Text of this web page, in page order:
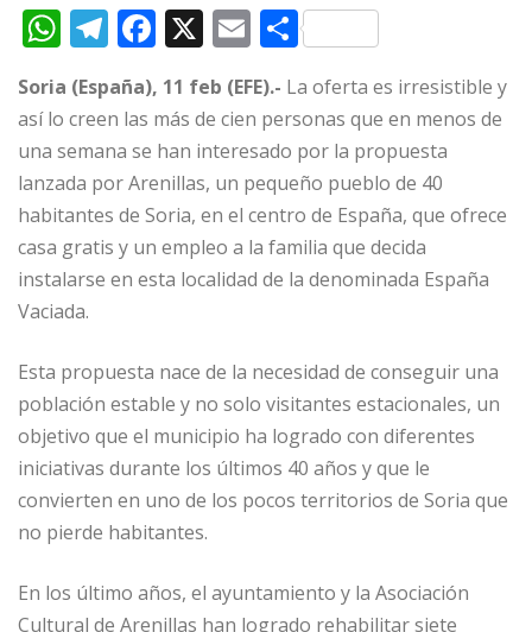
W
h
at
s
A
p
p
T
el
e
g
ra
m
F
a
c
e
b
o
o
k
X E
m
ai
l
C
m
p
ar
ti
r
Soria (España), 11 feb (EFE).- La oferta es irresistible y
así lo creen las más de cien personas que en menos de
una semana se han interesado por la propuesta
lanzada por Arenillas, un pequeño pueblo de 40
habitantes de Soria, en el centro de España, que ofrece
casa gratis y un empleo a la familia que decida
instalarse en esta localidad de la denominada España
Vaciada.
Esta propuesta nace de la necesidad de conseguir una
población estable y no solo visitantes estacionales, un
objetivo que el municipio ha logrado con diferentes
iniciativas durante los últimos 40 años y que le
convierten en uno de los pocos territorios de Soria que
no pierde habitantes.
En los último años, el ayuntamiento y la Asociación
Cultural de Arenillas han logrado rehabilitar siete